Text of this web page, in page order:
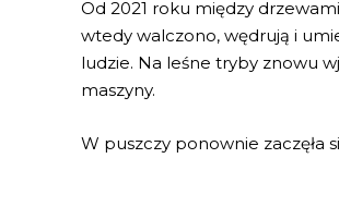
Od 2021 roku między
wtedy walczono, wędrują i
ludzie. Na leśne tryby znowu
maszyny.
W puszczy ponownie zaczęła